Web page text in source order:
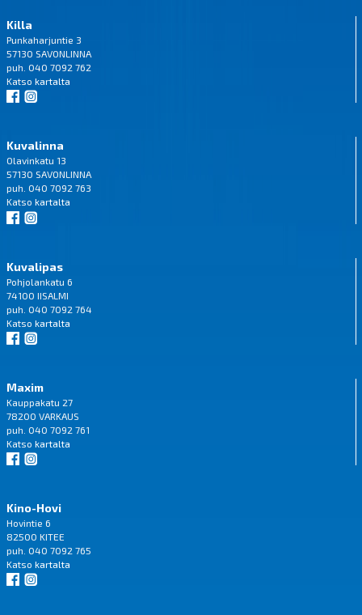
Killa
Punkaharjuntie 3
57130 SAVONLINNA
puh. 040 7092 762
Katso kartalta
Kuvalinna
Olavinkatu 13
57130 SAVONLINNA
puh. 040 7092 763
Katso kartalta
Kuvalipas
Pohjolankatu 6
74100 IISALMI
puh. 040 7092 764
Katso kartalta
Maxim
Kauppakatu 27
78200 VARKAUS
puh. 040 7092 761
Katso kartalta
Kino-Hovi
Hovintie 6
82500 KITEE
puh. 040 7092 765
Katso kartalta